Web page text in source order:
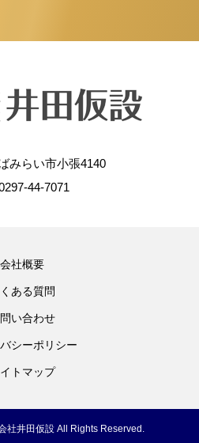
みらい市小張4140
44-7071
会社概要
ある質問
い合わせ
シーポリシー
トマップ
社井田仮設 All Rights Reserved.